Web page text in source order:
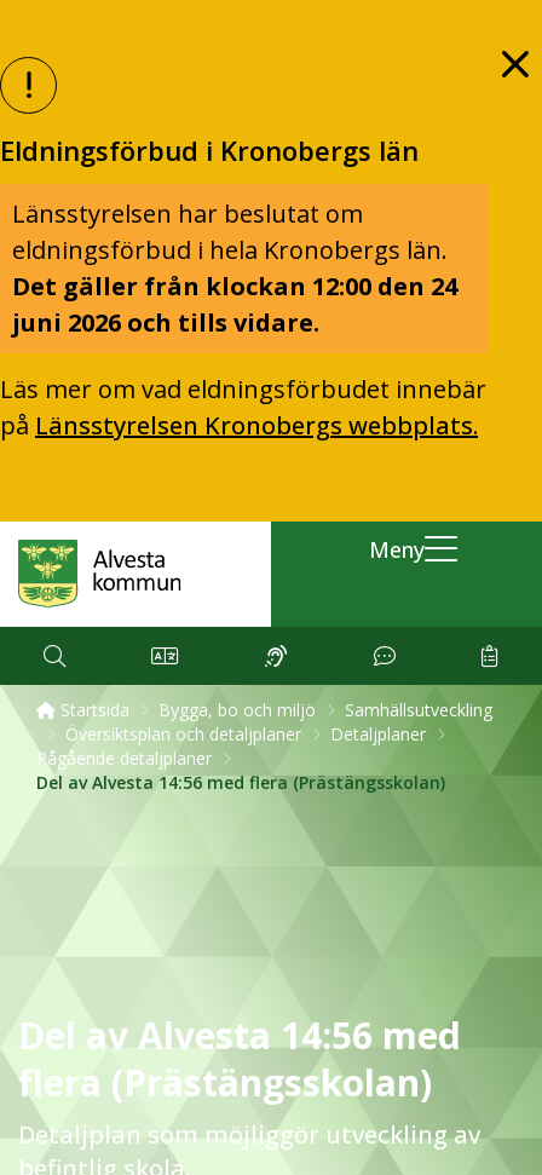
Eldningsförbud i Kronobergs län
Länsstyrelsen har beslutat om
eldningsförbud i hela Kronobergs län.
Det gäller från klockan 12:00 den 24
juni 2026 och tills vidare.
Läs mer om vad eldningsförbudet innebär
på Länsstyrelsen Kronobergs webbplats.
Meny
Startsida Bygga, bo och miljö
Samhällsutveckling
Översiktsplan och detaljplaner
Detaljplaner
Pågående detaljplaner
Del av Alvesta 14:56 med flera (Prästängsskolan)
Del av Alvesta 14:56 med
flera (Prästängsskolan)
Detaljplan som möjliggör utveckling av
befintlig skola.